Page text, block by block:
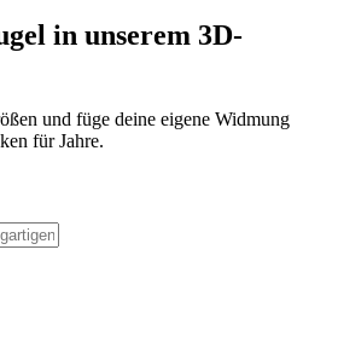
in unserem 3D-
und füge deine eigene Widmung
für Jahre.